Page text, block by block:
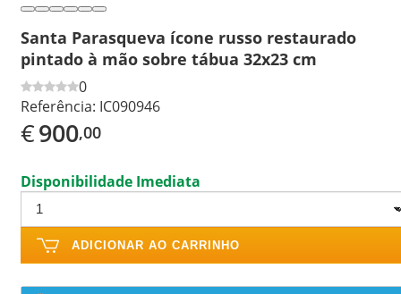
Santa Parasqueva ícone russo restaurado
pintado à mão sobre tábua 32x23 cm
0
Referência: IC090946
€900,00
Disponibilidade Imediata
ADICIONAR AO CARRINHO